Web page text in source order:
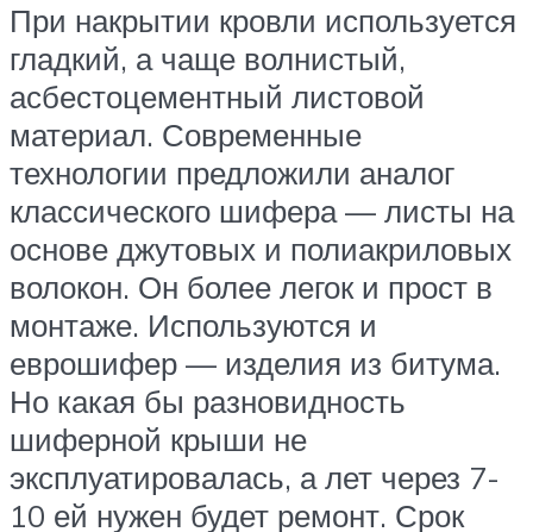
При накрытии кровли используется
гладкий, а чаще волнистый,
асбестоцементный листовой
материал. Современные
технологии предложили аналог
классического шифера — листы на
основе джутовых и полиакриловых
волокон. Он более легок и прост в
монтаже. Используются и
еврошифер — изделия из битума.
Но какая бы разновидность
шиферной крыши не
эксплуатировалась, а лет через 7-
10 ей нужен будет ремонт. Срок